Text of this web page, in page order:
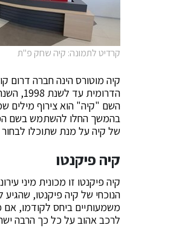
קרדיט לתמונה: קיה שחק פ"ת
קיה מוטורס הינה חברה דרום
השם "קיה" הוא צירוף מילים
של קיה על מנת שתוכלו
קיה פיקנטו
קיה פיקנטו זו מכונית מיני
משמעותיים ביחס לקודמו, אם
לרכב אהוב על כל כך הרבה